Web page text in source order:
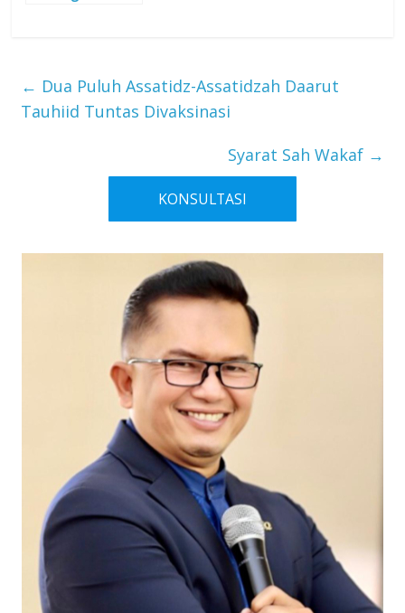
← Dua Puluh Assatidz-Assatidzah Daarut
Tauhiid Tuntas Divaksinasi
Syarat Sah Wakaf →
KONSULTASI